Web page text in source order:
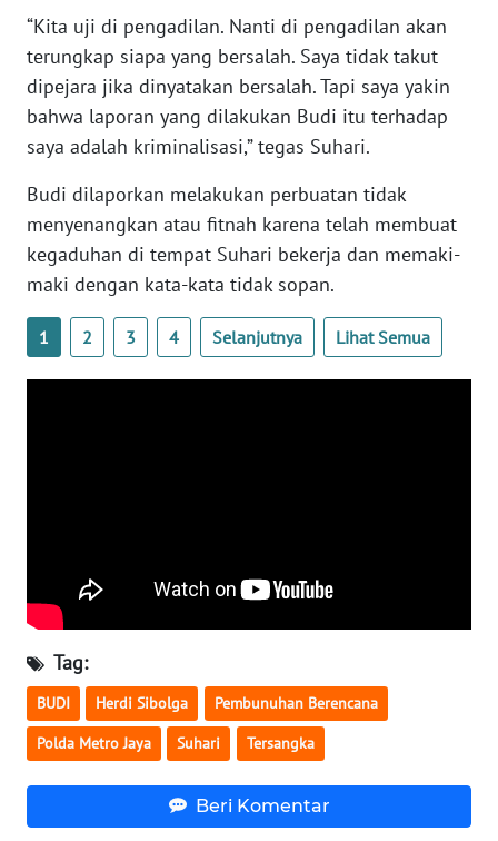
“Kita uji di pengadilan. Nanti di pengadilan akan
terungkap siapa yang bersalah. Saya tidak takut
dipejara jika dinyatakan bersalah. Tapi saya yakin
bahwa laporan yang dilakukan Budi itu terhadap
saya adalah kriminalisasi,” tegas Suhari.
Budi dilaporkan melakukan perbuatan tidak
menyenangkan atau fitnah karena telah membuat
kegaduhan di tempat Suhari bekerja dan memaki-
maki dengan kata-kata tidak sopan.
1 2 3 4 Selanjutnya Lihat Semua
Tag:
BUDI Herdi Sibolga Pembunuhan Berencana
Polda Metro Jaya Suhari Tersangka
Beri Komentar
WN
SUMSEL
WN
WN
LAMPUNG
WN
JATENG
JATIM
BALI
WN
KALBAR